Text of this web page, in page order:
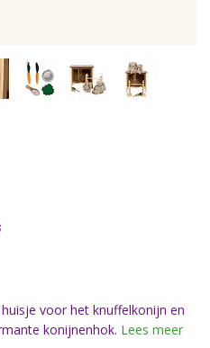
voor het knuffelkonijn en
konijnenhok. Lees meer